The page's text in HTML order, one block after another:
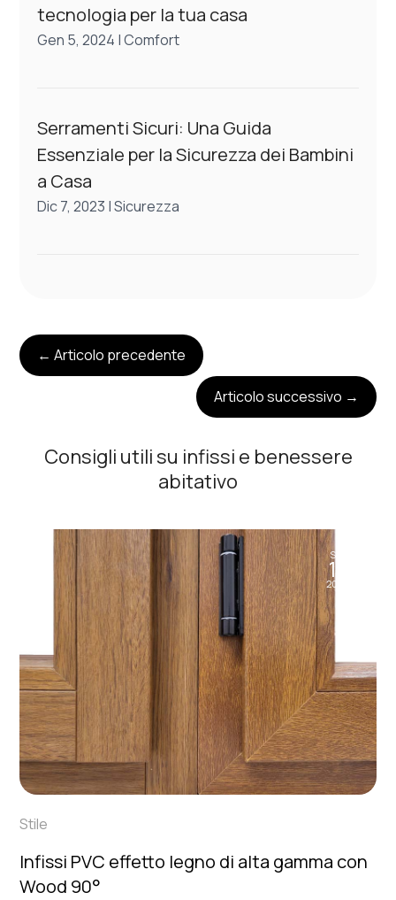
tecnologia per la tua casa
Gen 5, 2024 |Comfort
Serramenti Sicuri: Una Guida
Essenziale per la Sicurezza dei Bambini
a Casa
Dic 7, 2023 |Sicurezza
←Articolo precedente
Articolo successivo →
Consigli utili su infissi e benessere
abitativo
Set
11
2024
Stile
Infissi PVC effetto legno di alta gamma con
Wood 90°